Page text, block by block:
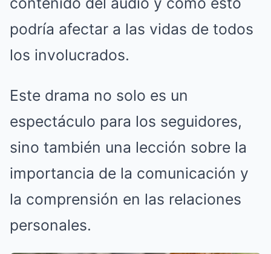
podría afectar a las vidas de todos
los involucrados.
Este drama no solo es un
espectáculo para los seguidores,
sino también una lección sobre la
importancia de la comunicación y
la comprensión en las relaciones
personales.